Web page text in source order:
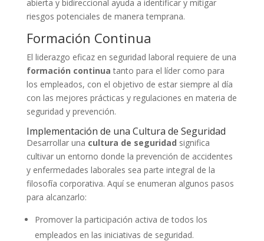
abierta y bidireccional ayuda a identificar y mitigar
riesgos potenciales de manera temprana.
Formación Continua
El liderazgo eficaz en seguridad laboral requiere de una
formación continua tanto para el líder como para
los empleados, con el objetivo de estar siempre al día
con las mejores prácticas y regulaciones en materia de
seguridad y prevención.
Implementación de una Cultura de Seguridad
Desarrollar una cultura de seguridad significa
cultivar un entorno donde la prevención de accidentes
y enfermedades laborales sea parte integral de la
filosofía corporativa. Aquí se enumeran algunos pasos
para alcanzarlo:
Promover la participación activa de todos los
empleados en las iniciativas de seguridad.